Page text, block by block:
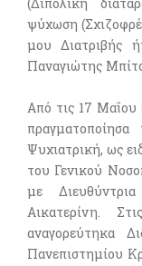
ψύχωση
μου Διατριβής
Παναγιώτης
Από τις 17 Μαΐου
Ψυχιατρική, ως
του Γενικού
με
Αικατερίνη.
αναγορεύτηκα
Πανεπιστημίου